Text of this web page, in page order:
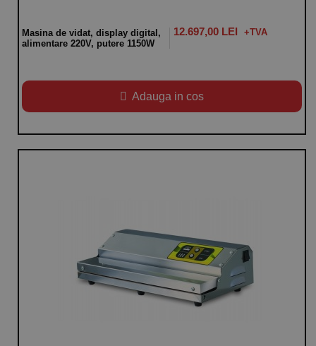
Masina de vidat, display digital,
alimentare 220V, putere 1150W
12.697,00 LEI
Adauga in cos